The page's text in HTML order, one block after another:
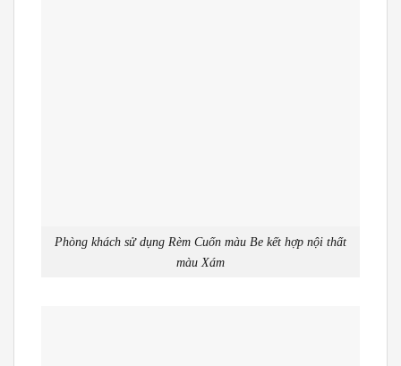
Phòng khách sử dụng Rèm Cuốn màu Be kết hợp nội thất
màu Xám